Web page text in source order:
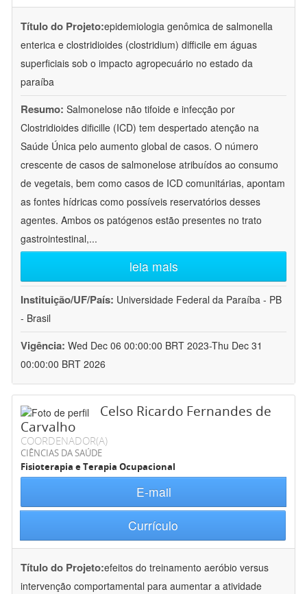
Título do Projeto:epidemiologia genômica de salmonella
enterica e clostridioides (clostridium) difficile em águas
superficiais sob o impacto agropecuário no estado da
paraíba
Resumo: Salmonelose não tifoide e infecção por
Clostridioides dificille (ICD) tem despertado atenção na
Saúde Única pelo aumento global de casos. O número
crescente de casos de salmonelose atribuídos ao consumo
de vegetais, bem como casos de ICD comunitárias, apontam
as fontes hídricas como possíveis reservatórios desses
agentes. Ambos os patógenos estão presentes no trato
gastrointestinal,...
leia mais
Instituição/UF/País: Universidade Federal da Paraíba - PB
- Brasil
Vigência: Wed Dec 06 00:00:00 BRT 2023-Thu Dec 31
00:00:00 BRT 2026
Celso Ricardo Fernandes de
Carvalho
COORDENADOR(A)
CIÊNCIAS DA SAÚDE
Fisioterapia e Terapia Ocupacional
E-mail
Currículo
Título do Projeto:efeitos do treinamento aeróbio versus
intervenção comportamental para aumentar a atividade